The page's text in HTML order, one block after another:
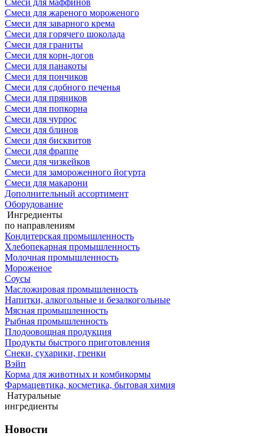
Смеси для маффинов
Смеси для жареного мороженого
Смеси для заварного крема
Смеси для горячего шоколада
Смеси для граниты
Смеси для корн-догов
Смеси для панакоты
Смеси для пончиков
Смеси для сдобного печенья
Смеси для пряников
Смеси для попкорна
Смеси для чуррос
Смеси для блинов
Смеси для бисквитов
Смеси для фраппе
Смеси для чизкейков
Смеси для замороженного йогурта
Смеси для макарони
Дополнительный ассортимент
Оборудование
Ингредиенты
по направлениям
Кондитерская промышленность
Хлебопекарная промышленность
Молочная промышленность
Мороженое
Соусы
Масложировая промышленность
Напитки, алкогольные и безалкогольные
Мясная промышленность
Рыбная промышленность
Плодоовощная продукция
Продукты быстрого приготовления
Снеки, сухарики, гренки
Вэйп
Корма для животных и комбикормы
Фармацевтика, косметика, бытовая химия
Натуральные
ингредиенты
Новости